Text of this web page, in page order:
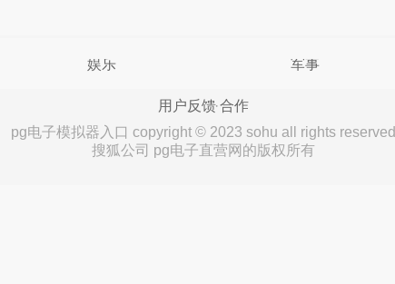
娱乐 军事
用户反馈 合作
pg电子模拟器入口 copyright © 2023 sohu all rights reserved
搜狐公司 pg电子直营网的版权所有